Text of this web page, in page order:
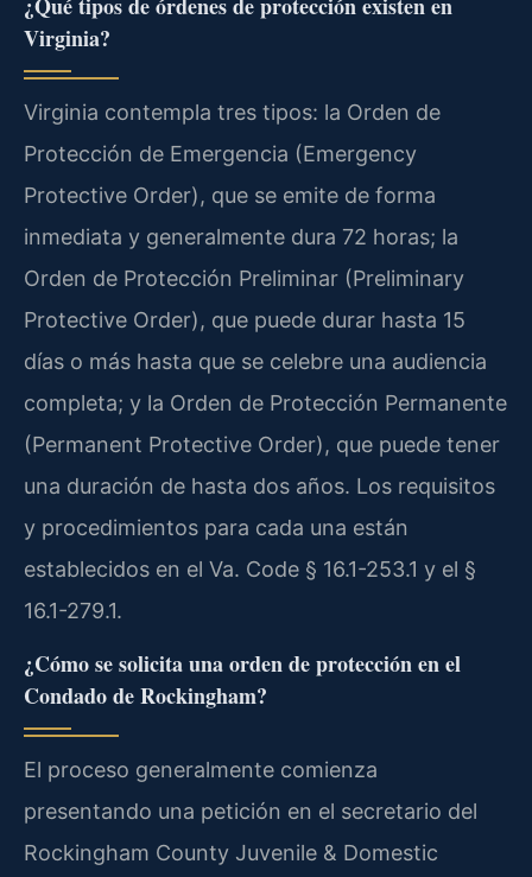
Virginia?
Virginia contempla tres tipos: la Orden de
Protección de Emergencia (Emergency
Protective Order), que se emite de forma
inmediata y generalmente dura 72 horas; la
Orden de Protección Preliminar (Preliminary
Protective Order), que puede durar hasta 15
días o más hasta que se celebre una audiencia
completa; y la Orden de Protección Permanente
(Permanent Protective Order), que puede tener
una duración de hasta dos años. Los requisitos
y procedimientos para cada una están
establecidos en el Va. Code § 16.1-253.1 y el §
16.1-279.1.
¿Cómo se solicita una orden de protección en el
Condado de Rockingham?
El proceso generalmente comienza
presentando una petición en el secretario del
Rockingham County Juvenile & Domestic